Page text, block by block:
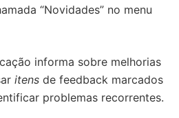
“Novidades” no menu
informa sobre melhorias
itens de feedback marcados
problemas recorrentes.